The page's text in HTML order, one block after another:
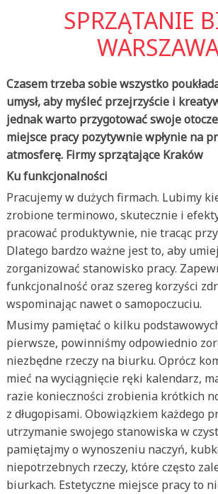
SPRZĄTANIE
Czasem trzeba sobie wszystko
umysł, aby myśleć przejrzyście i
jednak warto przygotować swoje
miejsce pracy pozytywnie wpłynie na
atmosferę. Firmy sprzątające Kraków
Ku funkcjonalności
Pracujemy w dużych firmach. Lubimy
zrobione terminowo, skutecznie i
pracować produktywnie, nie tracąc
Dlatego bardzo ważne jest to, aby
zorganizować stanowisko pracy.
funkcjonalność oraz szereg korzyści
wspominając nawet o samopoczuciu.
Musimy pamiętać o kilku
pierwsze, powinniśmy odpowiednio
niezbędne rzeczy na biurku. Oprócz
mieć na wyciągnięcie ręki kalendarz,
razie konieczności zrobienia krótkich
z długopisami. Obowiązkiem każdego
utrzymanie swojego stanowiska w
pamiętajmy o wynoszeniu naczyń,
niepotrzebnych rzeczy, które często
biurkach. Estetyczne miejsce pracy to